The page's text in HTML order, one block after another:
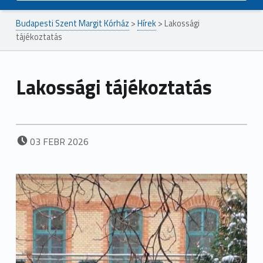
Budapesti Szent Margit Kórház >Hírek> Lakossági
tájékoztatás
Lakossági tájékoztatás
POSTED ON:
03 FEBR 2026